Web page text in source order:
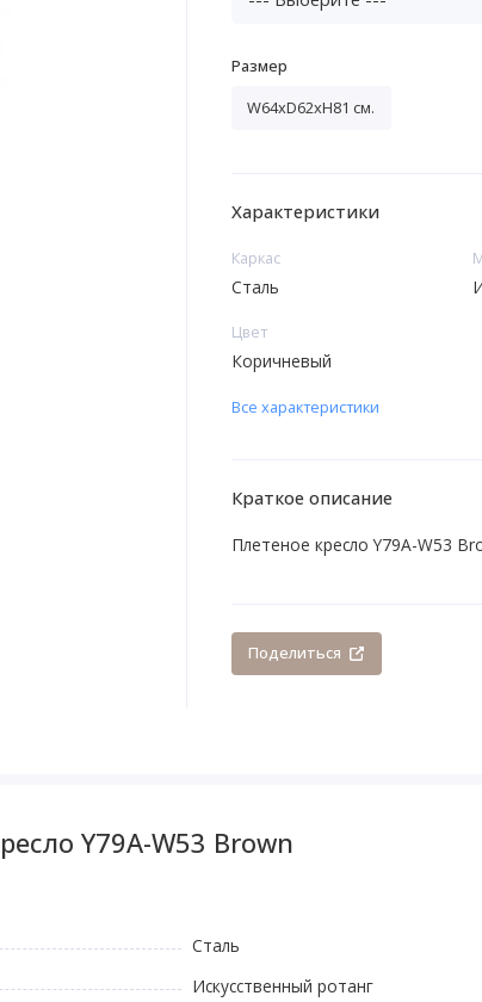
Размер
W64xD62xH81 см.
Характеристики
Каркас
Сталь
Цвет
Коричневый
Все характеристики
Краткое описание
Плетеное кресло Y79A-W53
Поделиться
Y79A-W53 Brown
Сталь
Искусственный ротанг